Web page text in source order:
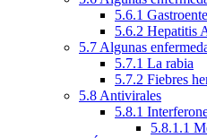
5.6.1
5.6.2 Hepatitis
5.7 Algunas
5.7.1 La rabia
5.7.2 Fiebres
5.8 Antivirales
5.8.1
5.8.1.1